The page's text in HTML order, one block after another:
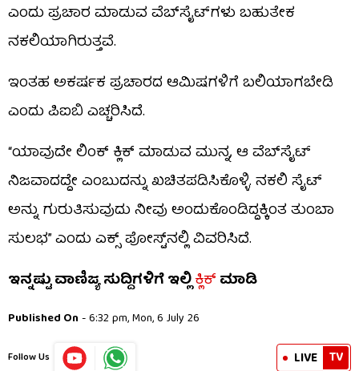
ಎಂದು ಪ್ರಚಾರ ಮಾಡುವ ವೆಬ್‌ಸೈಟ್‌ಗಳು ಬಹುತೇಕ
ನಕಲಿಯಾಗಿರುತ್ತವೆ.
ಇಂತಹ ಅಕರ್ಷಕ ಪ್ರಚಾರದ ಆಮಿಷಗಳಿಗೆ ಬಲಿಯಾಗಬೇಡಿ
ಎಂದು ಪಿಐಬಿ ಎಚ್ಚರಿಸಿದೆ.
“ಯಾವುದೇ ಲಿಂಕ್ ಕ್ಲಿಕ್ ಮಾಡುವ ಮುನ್ನ, ಆ ವೆಬ್‌ಸೈಟ್
ನಿಜವಾದದ್ದೇ ಎಂಬುದನ್ನು ಖಚಿತಪಡಿಸಿಕೊಳ್ಳಿ. ನಕಲಿ ಸೈಟ್
ಅನ್ನು ಗುರುತಿಸುವುದು ನೀವು ಅಂದುಕೊಂಡಿದ್ದಕ್ಕಿಂತ ತುಂಬಾ
ಸುಲಭ” ಎಂದು ಎಕ್ಸ್ ಪೋಸ್ಟ್​ನಲ್ಲಿ ವಿವರಿಸಿದೆ.
ಇನ್ನಷ್ಟು ವಾಣಿಜ್ಯ ಸುದ್ದಿಗಳಿಗೆ ಇಲ್ಲಿಕ್ಲಿಕ್ಮಾಡಿ
Published On - 6:32 pm, Mon, 6 July 26
Follow Us LIVE TV